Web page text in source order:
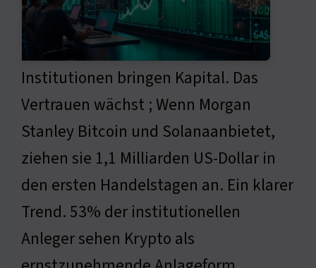
Institutionen bringen Kapital. Das
Vertrauen wächst ; Wenn Morgan
Stanley Bitcoin und Solanaanbietet,
ziehen sie 1,1 Milliarden US-Dollar in
den ersten Handelstagen an. Ein klarer
Trend. 53% der institutionellen
Anleger sehen Krypto als